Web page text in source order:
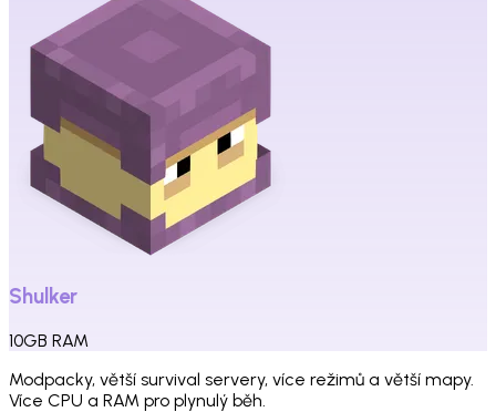
Shulker
10GB RAM
Modpacky, větší survival servery, více režimů a větší mapy.
Více CPU a RAM pro plynulý běh.